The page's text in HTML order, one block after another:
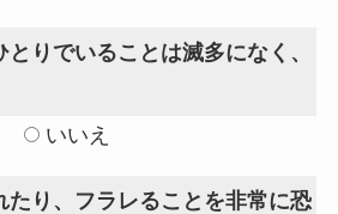
りでいることは滅多になく、
いいえ
たり、フラレることを非常に恐